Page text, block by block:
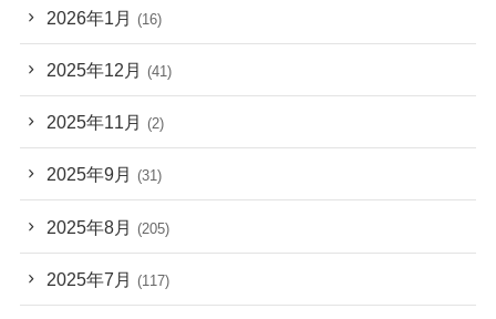
2026年1月 (16)
2025年12月 (41)
2025年11月 (2)
2025年9月 (31)
2025年8月 (205)
2025年7月 (117)